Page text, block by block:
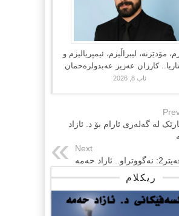
مۆدێرنە، لیبراڵیزم، ئیمپریالیزم و
کارزان عەزیز عەبدولرەحمان
ئاب 8, 2026
لە گەلەری ئارام بۆ د. ئازاد
Next
ئازاد حەمە
ریکلام